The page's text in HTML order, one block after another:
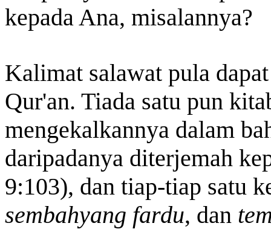
kepada Ana, misalannya?
Kalimat salawat pula
Qur'an. Tiada satu pun
mengekalkannya dalam
daripadanya diterjemah
9:103), dan tiap-tiap satu
sembahyang fardu, dan